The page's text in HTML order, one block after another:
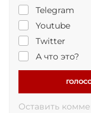
Telegram
Youtube
Twitter
А что это?
Оставить